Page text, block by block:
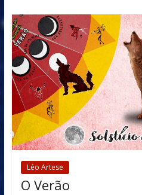
Léo Artese
O Verão